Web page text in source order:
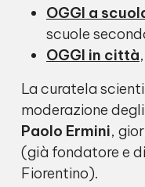
OGGI a
scuole
OGGI in città
La curatela
moderazione
Paolo Ermini,
(già fondatore e
Fiorentino).